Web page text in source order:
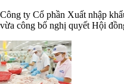
Công ty Cổ phần Xuất nhập
vừa công bố nghị quyết Hội